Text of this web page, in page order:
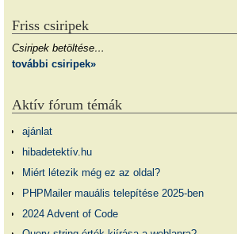
Friss csiripek
Csiripek betöltése…
további csiripek»
Aktív fórum témák
ajánlat
hibadetektív.hu
Miért létezik még ez az oldal?
PHPMailer mauális telepítése 2025-ben
2024 Advent of Code